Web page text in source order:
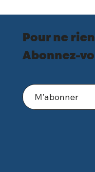
Pour ne
Abonnez-
M'abonner